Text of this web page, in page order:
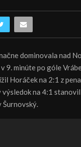
dominovala nad
9. minúte po góle
Horáček na 2:1 z
na 4:1